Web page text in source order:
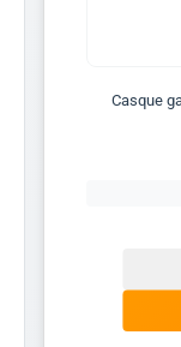
Casque